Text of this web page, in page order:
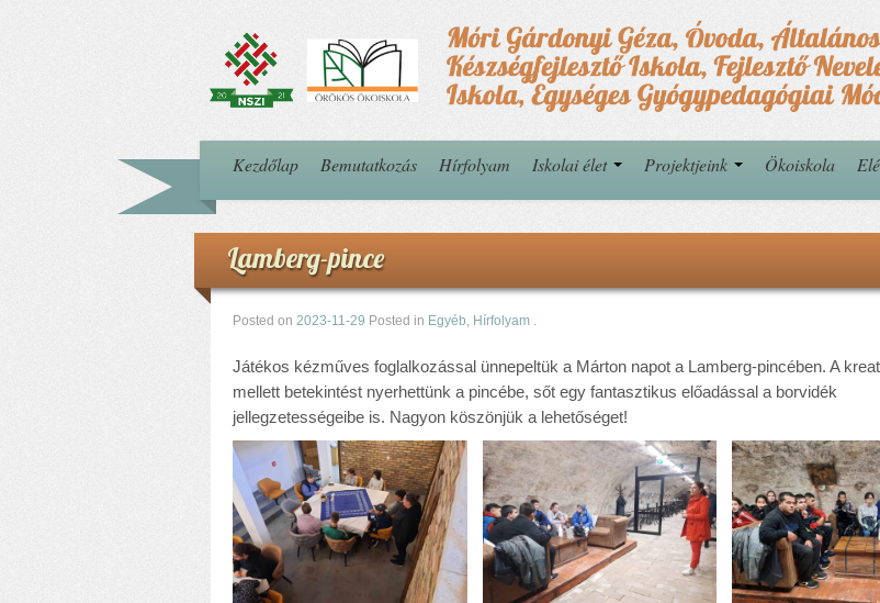
Kezdőlap Bemutatkozás Hírfolyam Iskolai élet Projektjeink Ökoiskola
Lamberg-pince
Posted on 2023-11-29 Posted in Egyéb, Hírfolyam .
Játékos kézműves foglalkozással ünnepeltük a Márton napot a Lamberg-pincében. A
mellett betekintést nyerhettünk a pincébe, sőt egy fantasztikus előadással a borvidék
jellegzetességeibe is. Nagyon köszönjük a lehetőséget!